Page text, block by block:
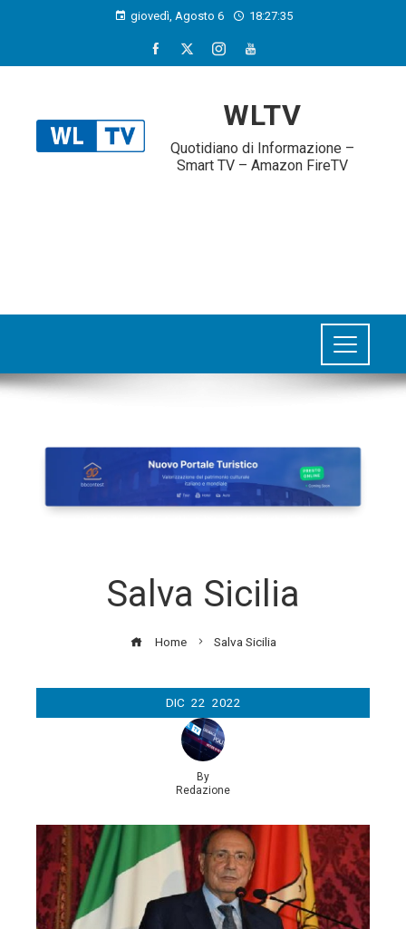
giovedì, Agosto 6 18:27:36
WLTV
Quotidiano di Informazione –
Smart TV – Amazon FireTV
Salva Sicilia
Home Salva Sicilia
DIC 22 2022
By
Redazione